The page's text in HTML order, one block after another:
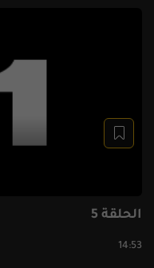
الحلقة 5
14:53